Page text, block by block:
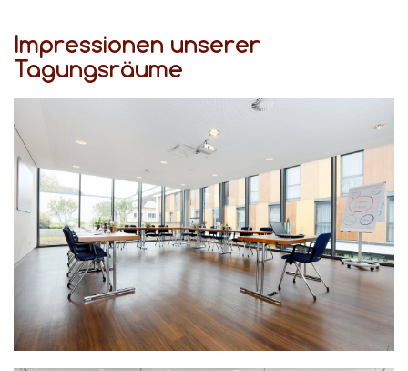
Impressionen unserer
Tagungsräume